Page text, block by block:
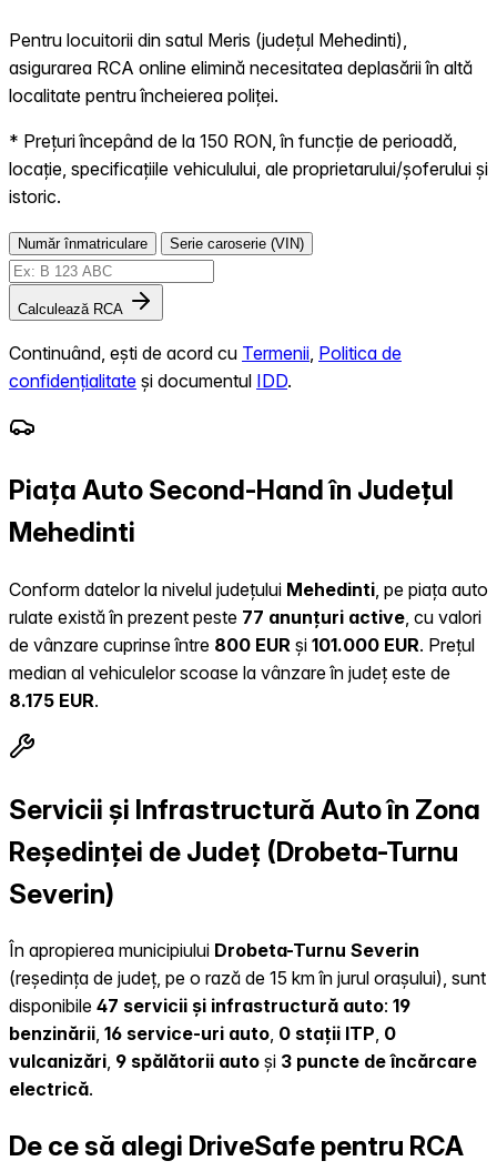
Pentru locuitorii din satul Meris (județul Mehedinti),
asigurarea RCA online elimină necesitatea deplasării în altă
localitate pentru încheierea poliței.
* Prețuri începând de la 150 RON, în funcție de perioadă,
locație, specificațiile vehiculului, ale proprietarului/șoferului și
istoric.
Număr înmatriculare Serie caroserie (VIN)
Calculează RCA
Continuând, ești de acord cu Termenii Politica de
confidențialitate și documentul IDD.
Piața Auto Second-Hand în Județul
Mehedinti
Conform datelor la nivelul județului Mehedinti , pe piața auto
rulate există în prezent peste 77 anunțuri active , cu valori
de vânzare cuprinse între 800 EUR și 101.000 EUR. Prețul
median al vehiculelor scoase la vânzare în județ este de
8.175 EUR.
Servicii și Infrastructură Auto în Zona
Reședinței de Județ (Drobeta-Turnu
Severin)
În apropierea municipiului Drobeta-Turnu Severin
(reședința de județ, pe o rază de 15 km în jurul orașului), sunt
disponibile 47 servicii și infrastructură auto: 19
benzinării, 16 service-uri auto, 0 stații ITP, 0
vulcanizări, 9 spălătorii auto și 3 puncte de încărcare
electrică.
De ce să alegi DriveSafe pentru RCA